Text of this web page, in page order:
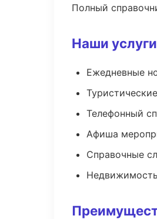
Полный
Наши услуги
Ежедневные
Телефонный
Афиша
Справочные